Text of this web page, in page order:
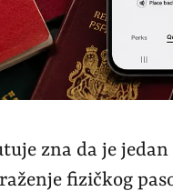
zna da je
fizičkog